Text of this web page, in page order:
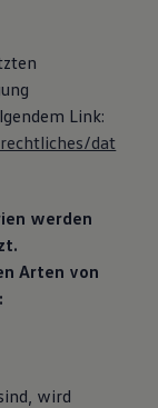
Link:
dat
werden
Arten von
wird